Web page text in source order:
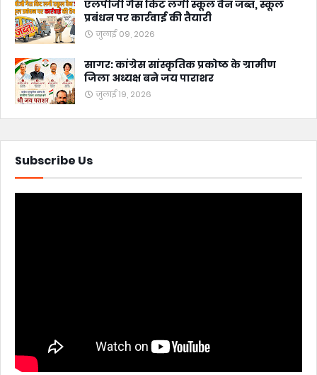
एलपीजी गैस किट लगी स्कूल वैन जब्त, स्कूल
प्रबंधन पर कार्रवाई की तैयारी
जुलाई 09, 2026
सागर: कांग्रेस सांस्कृतिक प्रकोष्ठ के ग्रामीण
जिला अध्यक्ष बने जय पाराशर
जुलाई 19, 2026
Subscribe Us